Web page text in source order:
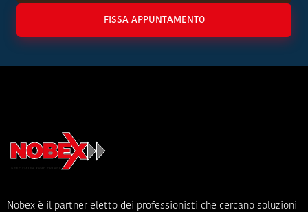
FISSA APPUNTAMENTO
Nobex è il partner eletto dei professionisti che cercano soluzioni